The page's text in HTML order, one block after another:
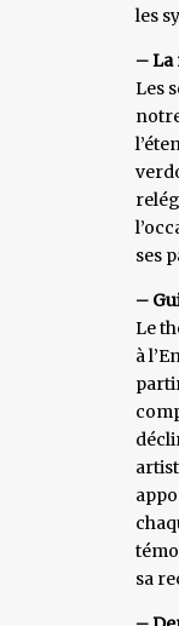
les
– La
Les
ses
–
Le
à
sa